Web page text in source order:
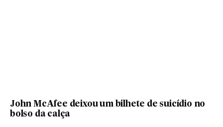
John McAfee deixou um bilhete de suicídio no
bolso da calça